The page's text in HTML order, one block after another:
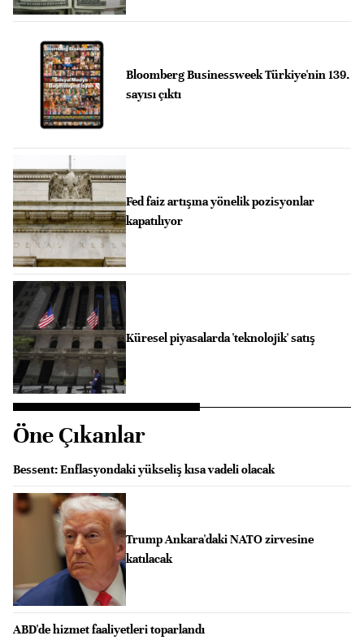
Bloomberg Businessweek Türkiye'nin 139.
sayısı çıktı
Fed faiz artışına yönelik pozisyonlar
kapatılıyor
Küresel piyasalarda 'teknolojik' satış
Öne Çıkanlar
Bessent: Enflasyondaki yükseliş kısa vadeli olacak
Trump Ankara'daki NATO zirvesine
katılacak
ABD'de hizmet faaliyetleri toparlandı